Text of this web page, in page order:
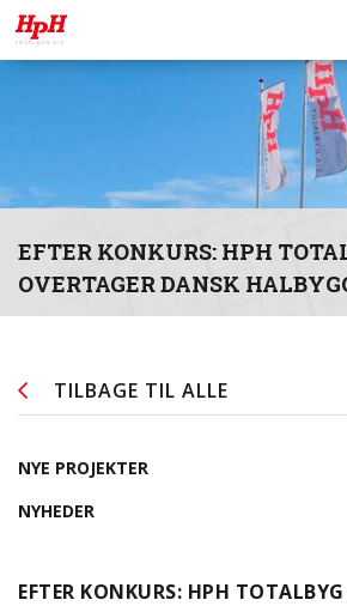
EFTER KONKURS: HPH
OVERTAGER DANSK
TILBAGE TIL ALLE
NYE PROJEKTER
NYHEDER
EFTER KONKURS: HPH